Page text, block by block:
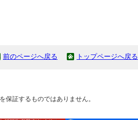
前のページへ戻る トップページへ戻る
保証するものではありません。